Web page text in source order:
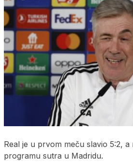
Real je u prvom meču slavio 5:2, a
programu sutra u Madridu.